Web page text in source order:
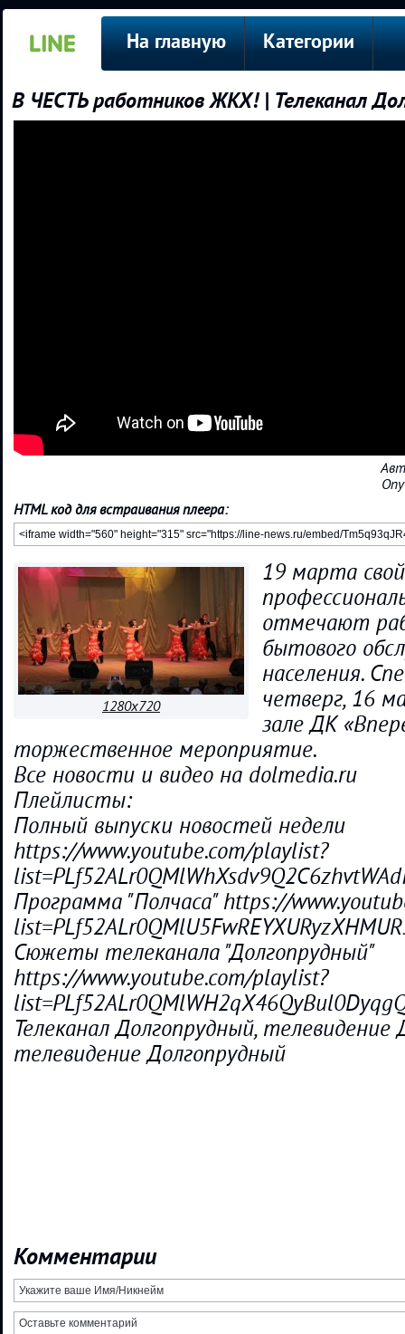
На главную Категории
В ЧЕСТЬ работников ЖКХ! | Телеканал
HTML код для встраивания плеера:
1280x720
19 марта свой
отмечают
бытового
населения.
четверг, 16
зале ДК
торжественное мероприятие.
Все новости и видео на dolmedia.ru
Плейлисты:
Полный выпуски новостей недели
https://www.youtube.com/playlist?
Программа "Полчаса" https://
Сюжеты телеканала "Долгопрудный"
https://www.youtube.com/playlist?
Телеканал Долгопрудный, телевидение
телевидение Долгопрудный
Комментарии